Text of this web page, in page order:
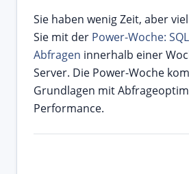
Sie haben wenig Zeit, aber
Sie mit der Power-Woche:
Abfragen innerhalb einer
Server. Die Power-Woche
Grundlagen mit
Performance.